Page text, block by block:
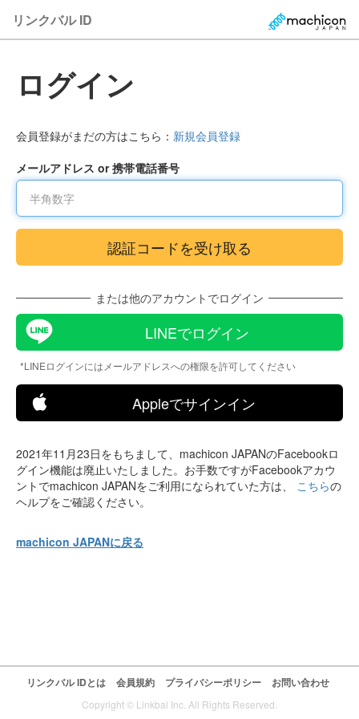
リンクバル ID
ログイン
会員登録がまだの方はこちら： 新規会員登録
メールアドレス or 携帯電話番号
または他のアカウントでログイン
LINEでログイン
*LINEログインにはメールアドレスへの権限を許可してください
Appleでサインイン
2021年11月23日をもちまして、machicon JAPANのFacebookロ
グイン機能は廃止いたしました。お手数ですがFacebookアカウ
ントでmachicon JAPANをご利用になられていた方は、 こちらの
ヘルプをご確認ください。
machicon JAPANに戻る
リンクバル IDとは 会員規約 プライバシーポリシー お問い合わせ
Copyright © Linkbal Inc. All Rights Reserved.